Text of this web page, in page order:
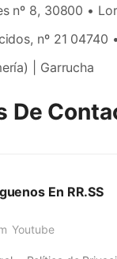
De
nº 8, 30800 •
nº 21 04740
| Garrucha
En RR.SS
Youtube